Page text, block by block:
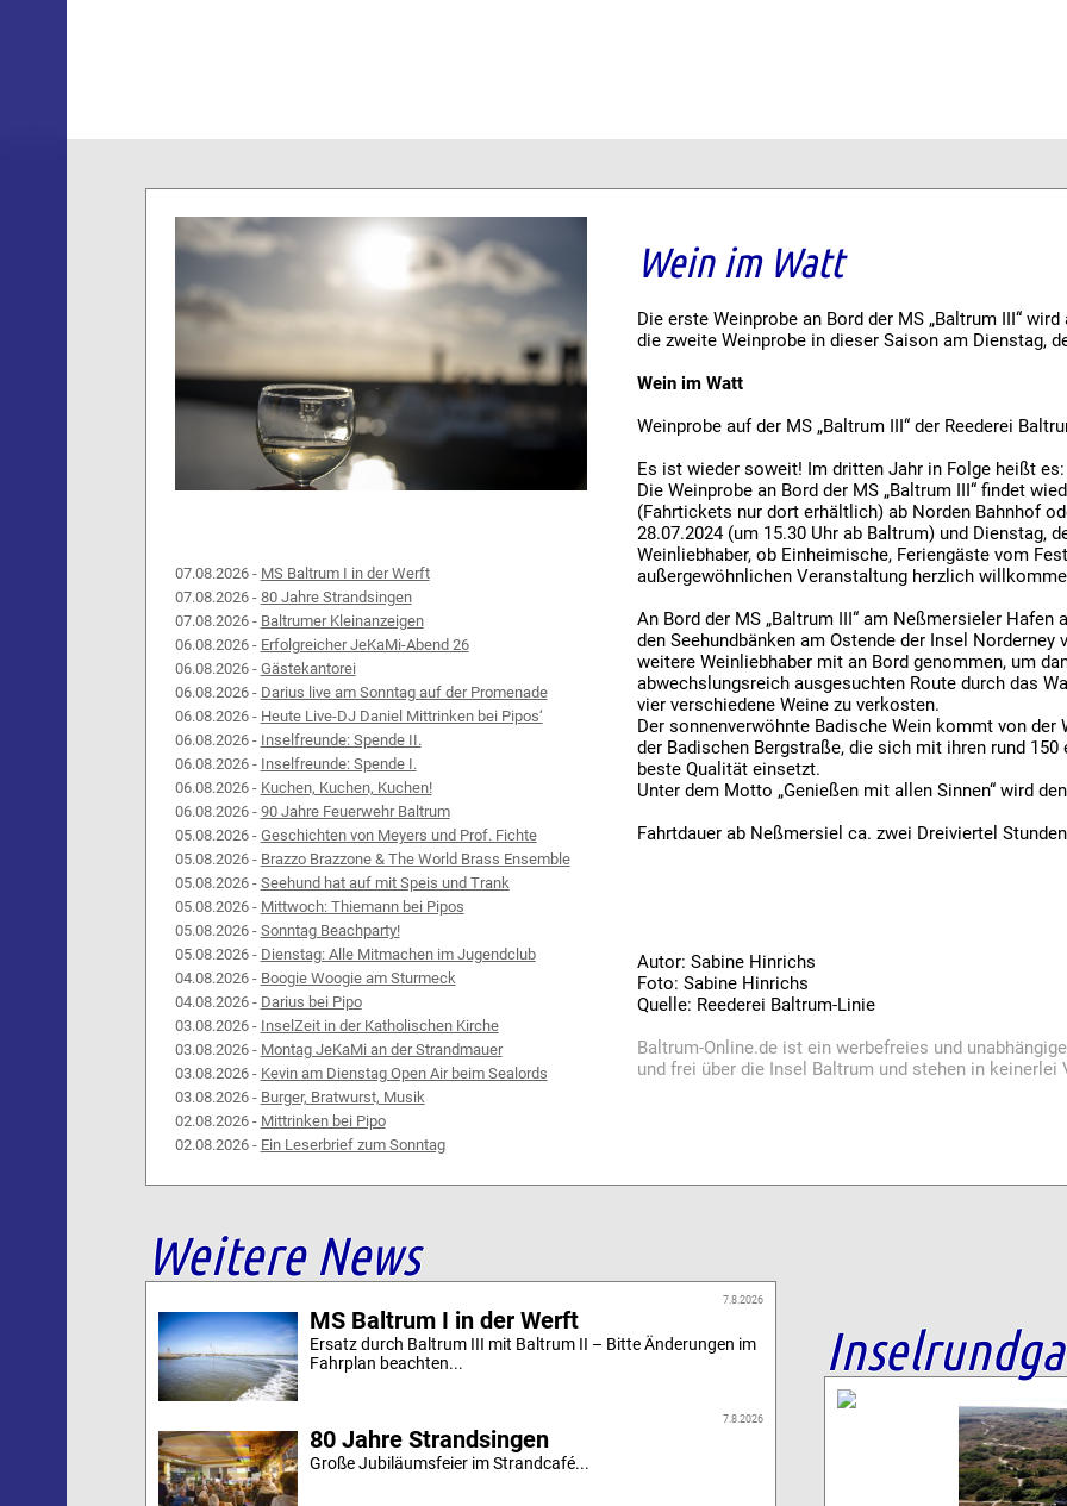
07.08.2026 - MS Baltrum I in der Werft
07.08.2026 - 80 Jahre Strandsingen
07.08.2026 - Baltrumer Kleinanzeigen
06.08.2026 - Erfolgreicher JeKaMi-Abend 26
06.08.2026 - Gästekantorei
06.08.2026 - Darius live am Sonntag auf der Promenade
06.08.2026 - Heute Live-DJ Daniel Mittrinken bei Pipos‘
06.08.2026 - Inselfreunde: Spende II.
06.08.2026 - Inselfreunde: Spende I.
06.08.2026 - Kuchen, Kuchen, Kuchen!
06.08.2026 - 90 Jahre Feuerwehr Baltrum
05.08.2026 - Geschichten von Meyers und Prof. Fichte
05.08.2026 - Brazzo Brazzone & The World Brass Ensemble
05.08.2026 - Seehund hat auf mit Speis und Trank
05.08.2026 - Mittwoch: Thiemann bei Pipos
05.08.2026 - Sonntag Beachparty!
05.08.2026 - Dienstag: Alle Mitmachen im Jugendclub
04.08.2026 - Boogie Woogie am Sturmeck
04.08.2026 - Darius bei Pipo
03.08.2026 - InselZeit in der Katholischen Kirche
03.08.2026 - Montag JeKaMi an der Strandmauer
03.08.2026 - Kevin am Dienstag Open Air beim Sealords
03.08.2026 - Burger, Bratwurst, Musik
02.08.2026 - Mittrinken bei Pipo
02.08.2026 - Ein Leserbrief zum Sonntag
Wein im Watt
Die erste Weinprobe an Bord der MS „Baltrum III“
die zweite Weinprobe in dieser Saison am Dienstag,
Wein im Watt
Weinprobe auf der MS „Baltrum III“ der Reederei
Es ist wieder soweit! Im dritten Jahr in Folge heißt
Die Weinprobe an Bord der MS „Baltrum III“ findet
(Fahrtickets nur dort erhältlich) ab Norden Bahnhof
28.07.2024 (um 15.30 Uhr ab Baltrum) und Dienstag,
Weinliebhaber, ob Einheimische, Feriengäste vom
außergewöhnlichen Veranstaltung herzlich
An Bord der MS „Baltrum III“ am Neßmersieler Hafen
den Seehundbänken am Ostende der Insel
weitere Weinliebhaber mit an Bord genommen, um
abwechslungsreich ausgesuchten Route durch das
vier verschiedene Weine zu verkosten.
Der sonnenverwöhnte Badische Wein kommt von
der Badischen Bergstraße, die sich mit ihren rund
beste Qualität einsetzt.
Unter dem Motto „Genießen mit allen Sinnen“ wird
Fahrtdauer ab Neßmersiel ca. zwei Dreiviertel
Autor: Sabine Hinrichs
Foto: Sabine Hinrichs
Quelle: Reederei Baltrum-Linie
Baltrum-Online.de ist ein werbefreies und
und frei über die Insel Baltrum und stehen in keinerlei
Weitere News
7.8.2026
MS Baltrum I in der Werft
Ersatz durch Baltrum III mit Baltrum II – Bitte Änderungen im
Fahrplan beachten...
7.8.2026
80 Jahre Strandsingen
Große Jubiläumsfeier im Strandcafé...